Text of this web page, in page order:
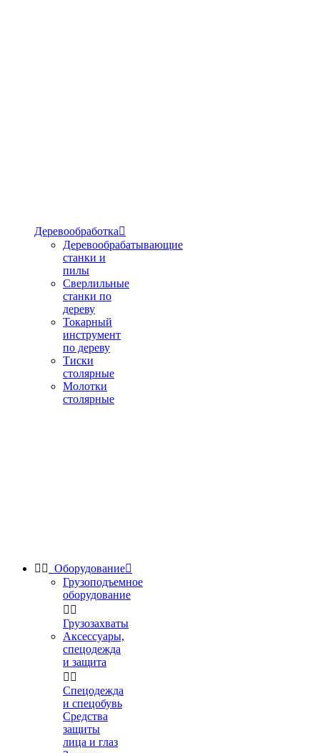
Деревообработка
Деревообрабатывающие
станки и
пилы
Сверлильные
станки по
дереву
Токарный
инструмент
по дереву
Тиски
столярные
Молотки
столярные
  Оборудование
Грузоподъемное
оборудование
 
Грузозахваты
Аксессуары,
спецодежда
и защита
 
Спецодежда
и спецобувь
Средства
защиты
лица и глаз